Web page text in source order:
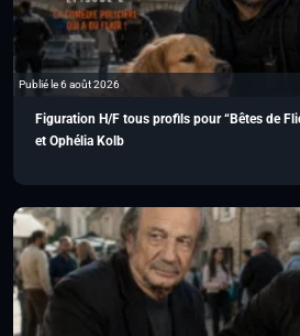
Publié le 6 août 2026
Figuration H/F tous profils pour “Bêtes de
et Ophélia Kolb